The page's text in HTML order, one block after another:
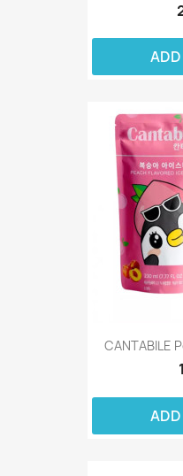
CANTABILE